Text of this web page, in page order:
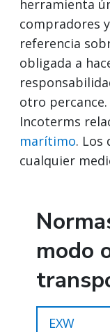
herramienta
compradores
referencia
obligada a
otro percance.
Incoterms
marítimo. Los
cualquier
modo
EXW